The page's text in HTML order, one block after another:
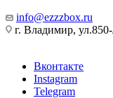
info@ezzzbox.ru
г. Владимир,
Вконтакте
Instagram
Telegram